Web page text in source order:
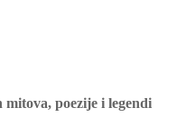
poezije i legendi